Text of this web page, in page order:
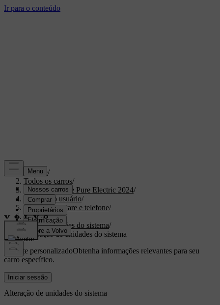
Suporte/
Todos os carros/
XC40 Recharge Pure Electric 2024/
Manual do usuário/
Visores, software e telefone/
Visores/
Configurações do sistema/
Alteração de unidades do sistema
Suporte personalizadoObtenha informações relevantes para seu
carro específico.
Iniciar sessão
Alteração de unidades do sistema